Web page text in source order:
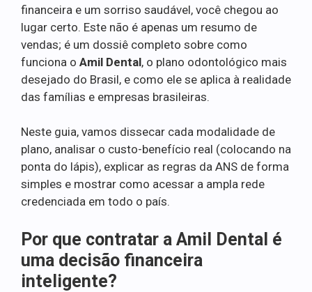
financeira e um sorriso saudável, você chegou ao
lugar certo. Este não é apenas um resumo de
vendas; é um dossiê completo sobre como
funciona o Amil Dental, o plano odontológico mais
desejado do Brasil, e como ele se aplica à realidade
das famílias e empresas brasileiras.
Neste guia, vamos dissecar cada modalidade de
plano, analisar o custo-benefício real (colocando na
ponta do lápis), explicar as regras da ANS de forma
simples e mostrar como acessar a ampla rede
credenciada em todo o país.
Por que contratar a Amil Dental é
uma decisão financeira
inteligente?